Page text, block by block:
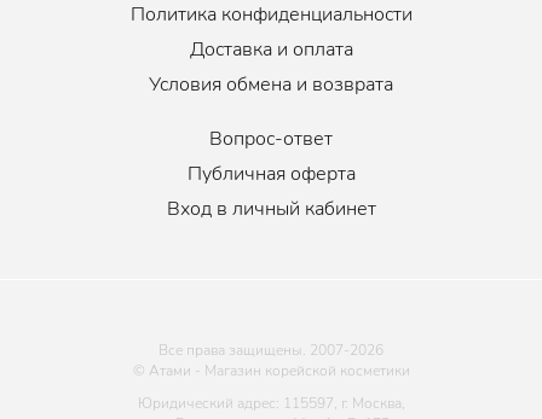
Политика конфиденциальности
Доставка и оплата
Условия обмена и возврата
Вопрос-ответ
Публичная оферта
Вход в личный кабинет
Все права защищены. 2007-2026
© Атами - Магазин корейской косметики
Юридический адрес: 115597, г. Москва,